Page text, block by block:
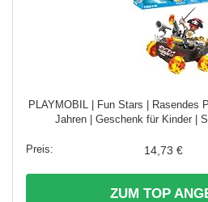
PLAYMOBIL | Fun Stars | Rasendes
Jahren | Geschenk für Kinder |
14,73 €
ZUM TOP